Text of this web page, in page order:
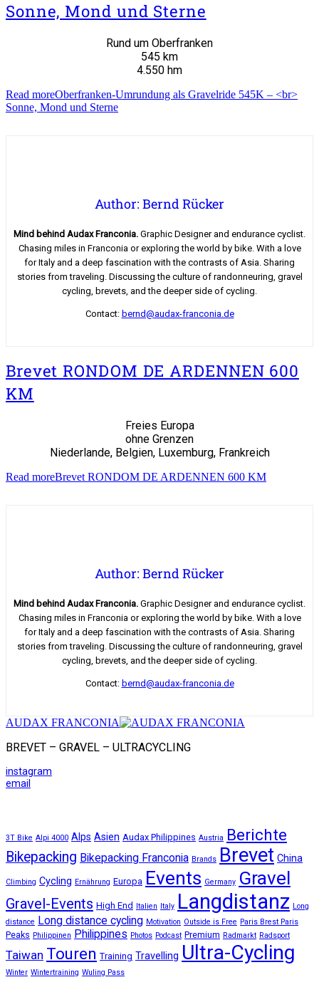
Sonne, Mond und Sterne
Rund um Oberfranken
545 km
4.550 hm
Read moreOberfranken-Umrundung als Gravelride 545K – <br>
Sonne, Mond und Sterne
Author: Bernd Rücker
Mind behind Audax Franconia. Graphic Designer and endurance cyclist.
Chasing miles in Franconia or exploring the world by bike. With a love
for Italy and a deep fascination with the contrasts of Asia. Sharing
stories from traveling. Discussing the culture of randonneuring, gravel
cycling, brevets, and the deeper side of cycling.
Contact: bernd@audax-franconia.de
Brevet RONDOM DE ARDENNEN 600
KM
Freies Europa
ohne Grenzen
Niederlande, Belgien, Luxemburg, Frankreich
Read moreBrevet RONDOM DE ARDENNEN 600 KM
Author: Bernd Rücker
Mind behind Audax Franconia. Graphic Designer and endurance cyclist.
Chasing miles in Franconia or exploring the world by bike. With a love
for Italy and a deep fascination with the contrasts of Asia. Sharing
stories from traveling. Discussing the culture of randonneuring, gravel
cycling, brevets, and the deeper side of cycling.
Contact: bernd@audax-franconia.de
AUDAX FRANCONIA
BREVET – GRAVEL – ULTRACYCLING
instagram
email
3T Bike Alpi 4000 Alps Asien Audax Philippines Austria Berichte
Bikepacking Bikepacking Franconia Brands Brevet China
Climbing Cycling Ernährung Europa Events Germany Gravel
Gravel-Events High End Italien Italy Langdistanz Long
distance Long distance cycling Motivation Outside is Free Paris Brest Paris
Peaks Philippinen Philippines Photos Podcast Premium Radmarkt Radsport
Taiwan Touren Training Travelling Ultra-Cycling
Winter Wintertraining Wuling Pass